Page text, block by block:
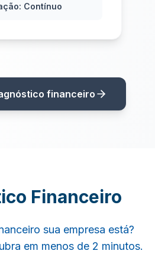
Contínuo
financeiro
Financeiro
sua empresa está?
em menos de 2 minutos.